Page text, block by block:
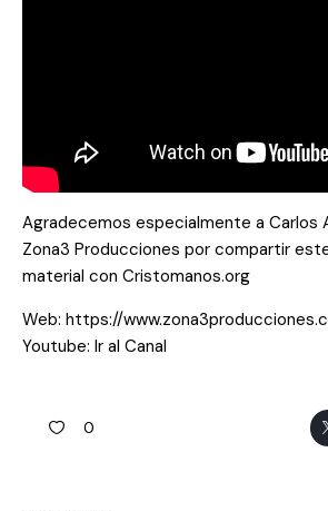
Agradecemos especialmente a
Zona3 Producciones por compartir
material con Cristomanos.org
Web: https://
Youtube: Ir al Canal
0